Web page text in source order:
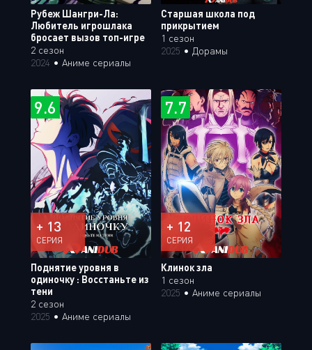
Рубеж Шангри-Ла:
Любитель игрошлака
бросает вызов топ-игре
2 сезон
2024 • Аниме сериалы
Старшая школа под
прикрытием
1 сезон
2025 • Дорамы
9.6
+ 13
СЕРИЯ
Поднятие уровня в
одиночку : Восстаньте из
тени
2 сезон
2025 • Аниме сериалы
7.7
+ 12
СЕРИЯ
Клинок зла
1 сезон
2025 • Аниме сериалы